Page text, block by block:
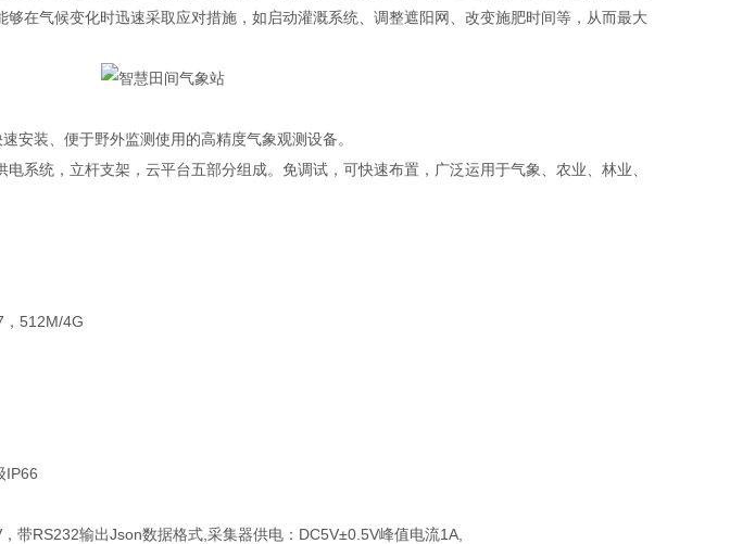
在气候变化时迅速采取应对措施，如启动灌溉系统、调整遮阳网、改变施肥时间等，从而最大
安装、便于野外监测使用的高精度气象观测设备。
系统，立杆支架，云平台五部分组成。免调试，可快速布置，广泛运用于气象、农业、林业、
512M/4G
IP66
带RS232输出Json数据格式,采集器供电：DC5V±0.5V峰值电流1A,